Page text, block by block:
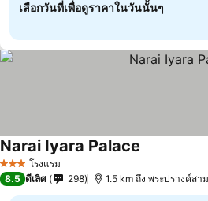
เลือกวันที่เพื่อดูราคาในวันนั้นๆ
3 ดาว โรงแรม
Narai Iyara Palace
8.5 ดีเลิศ 298 1.5 km ถึง พระปรางค์สา